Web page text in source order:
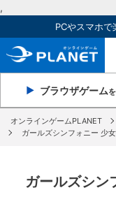
,
PCやスマホで
ブラウザゲーム
オンラインゲームPLANET
ガールズシンフォニー 少
ガールズシン